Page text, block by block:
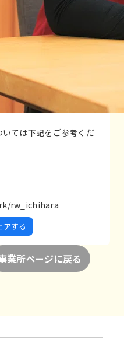
ては下記をご参考くだ
rw_ichihara
アする
業所ページに戻る